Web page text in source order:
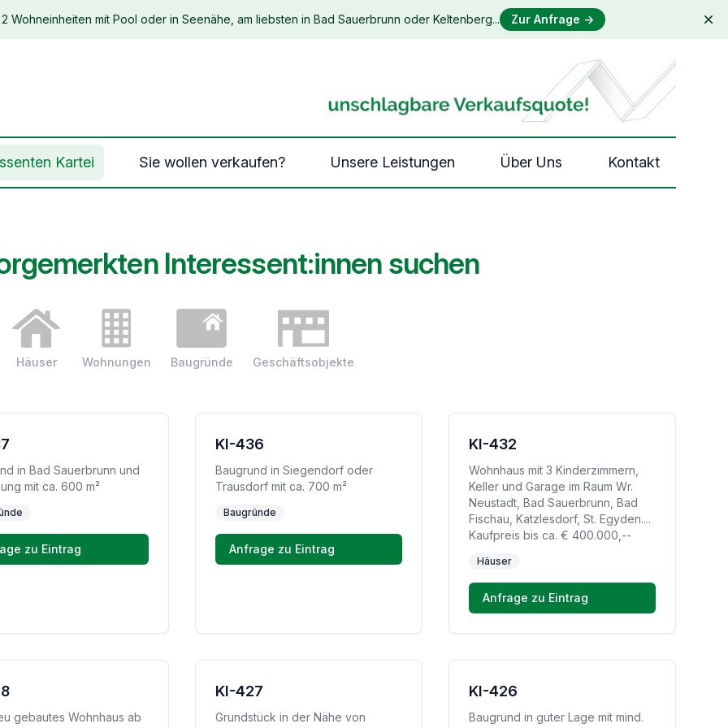
Wohneinheiten mit Pool oder in Seenähe, am liebsten in Bad Sauerbrunn oder Keltenberg... Zur Anfrage →
Kartei Sie wollen verkaufen? Unsere Leistungen Über Uns Kontakt
Interessent:innen suchen
Häuser Wohnungen Baugründe Geschäftsobjekte
in Bad Sauerbrunn und
mit ca. 600 m²
zu Eintrag
KI-436
Baugrund in Siegendorf oder
Trausdorf mit ca. 700 m²
Baugründe
Anfrage zu Eintrag
KI-432
Wohnhaus mit 3 Kinderzimmern,
Keller und Garage im Raum Wr.
Neustadt, Bad Sauerbrunn, Bad
Fischau, Katzlesdorf, St. Egyden....
Kaufpreis bis ca. € 400.000,--
Häuser
Anfrage zu Eintrag
gebautes Wohnhaus ab
KI-427
Grundstück in der Nähe von
KI-426
Baugrund in guter Lage mit mind.